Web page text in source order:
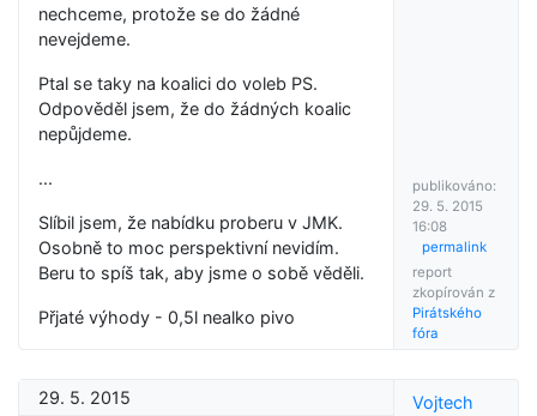
nechceme, protože se do žádné
nevejdeme.
Ptal se taky na koalici do voleb PS.
Odpověděl jsem, že do žádných koalic
nepůjdeme.
...
Slíbil jsem, že nabídku proberu v JMK.
Osobně to moc perspektivní nevidím.
Beru to spíš tak, aby jsme o sobě věděli.
Přjaté výhody - 0,5l nealko pivo
publikováno:
29. 5. 2015
16:08
permalink
report
zkopírován z
Pirátského
fóra
29. 5. 2015
Vojtech